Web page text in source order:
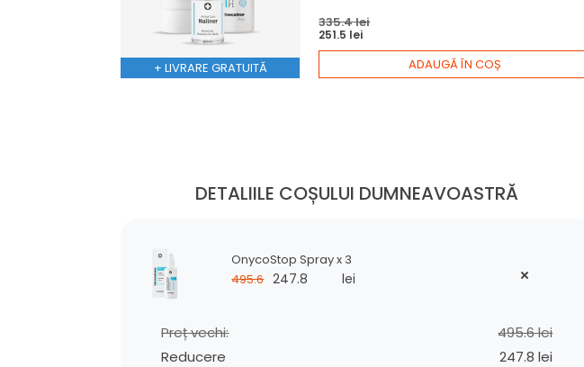
+ LIVRARE GRATUITĂ
335.4 lei
251.5 lei
ADAUGĂ ÎN COȘ
DETALIILE COȘULUI DUMNEAVOASTRĂ
OnycoStop Spray x 3
495.6 247.8 lei
Preț vechi:
495.6 lei
Reducere
247.8 lei